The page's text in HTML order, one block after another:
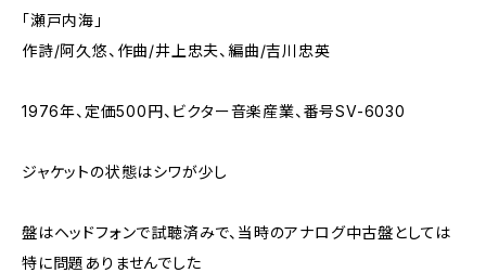
「瀬戸内海」
作詩/阿久悠、作曲/井上忠夫、編曲/吉川忠英
1976年、定価500円、ビクター音楽産業、番号SV-6030
ジャケットの状態はシワが少し
盤はヘッドフォンで試聴済みで、当時のアナログ中古盤としては
特に問題ありませんでした